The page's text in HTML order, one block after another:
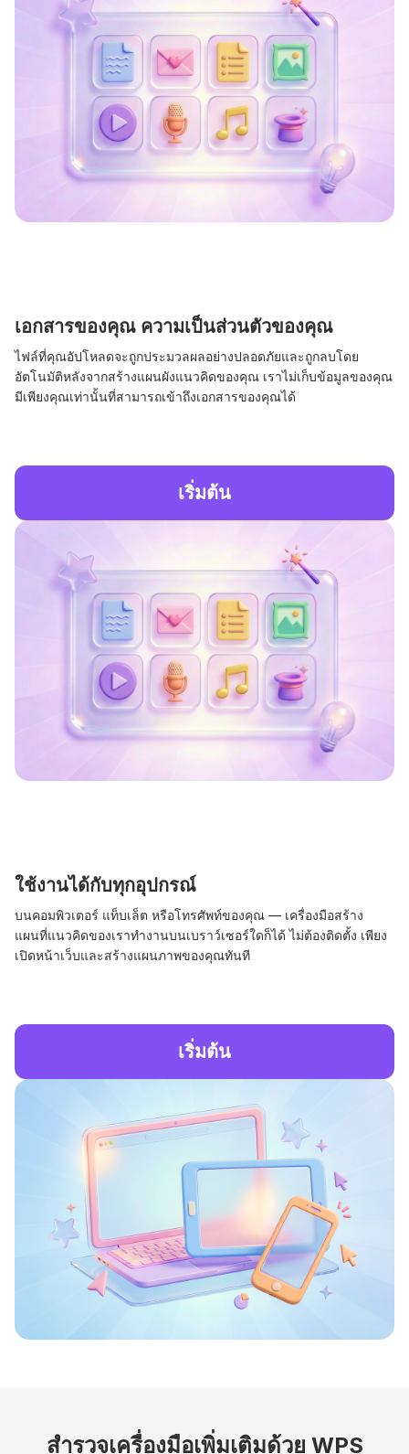
เอกสารของคุณ ความเป็นส่วนตัวของคุณ
ไฟล์ที่คุณอัปโหลดจะถูกประมวลผลอย่างปลอดภัยและถูกลบโดย
อัตโนมัติหลังจากสร้างแผนผังแนวคิดของคุณ เราไม่เก็บข้อมูลของคุณ
มีเพียงคุณเท่านั้นที่สามารถเข้าถึงเอกสารของคุณได้
เริ่มต้น
ใช้งานได้กับทุกอุปกรณ์
บนคอมพิวเตอร์ แท็บเล็ต หรือโทรศัพท์ของคุณ — เครื่องมือสร้าง
แผนที่แนวคิดของเราทำงานบนเบราว์เซอร์ใดก็ได้ ไม่ต้องติดตั้ง เพียง
เปิดหน้าเว็บและสร้างแผนภาพของคุณทันที
เริ่มต้น
สำรวจเครื่องมือเพิ่มเติมด้วย WPS